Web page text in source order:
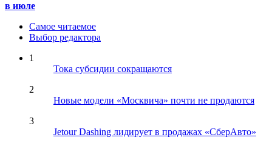
в июле
Самое читаемое
Выбор редактора
1
Тока субсидии сокращаются
2
Новые модели «Москвича» почти не продаются
3
Jetour Dashing лидирует в продажах «СберАвто»